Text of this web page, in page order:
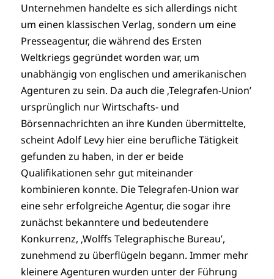
Unternehmen handelte es sich allerdings nicht
um einen klassischen Verlag, sondern um eine
Presseagentur, die während des Ersten
Weltkriegs gegründet worden war, um
unabhängig von englischen und amerikanischen
Agenturen zu sein. Da auch die ‚Telegrafen-Union’
ursprünglich nur Wirtschafts- und
Börsennachrichten an ihre Kunden übermittelte,
scheint Adolf Levy hier eine berufliche Tätigkeit
gefunden zu haben, in der er beide
Qualifikationen sehr gut miteinander
kombinieren konnte. Die Telegrafen-Union war
eine sehr erfolgreiche Agentur, die sogar ihre
zunächst bekanntere und bedeutendere
Konkurrenz, ‚Wolffs Telegraphische Bureau’,
zunehmend zu überflügeln begann. Immer mehr
kleinere Agenturen wurden unter der Führung